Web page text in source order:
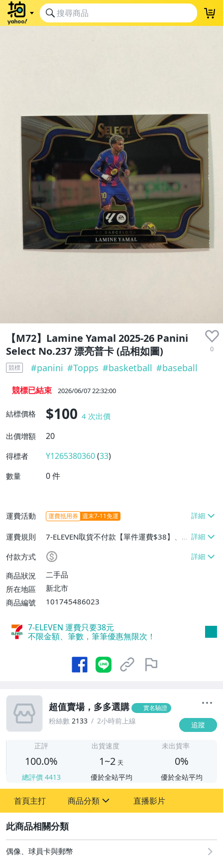
【M72】Lamine Yamal 2025-26 Panini
Select No.237 漂亮普卡 (品相如圖)
0
競標 #panini #Topps #basketball #baseball
競標已結束 2026/06/07 22:32:00
結標價格 $100 4 次出價
出價增額
20
得標者 Y1265380360(33)
數量 0件
運費活動 運費抵用券 週末7-11免運
運費規則
7-ELEVEN取貨不付款【單件運費$38】、郵
局掛號【單件運費$40、消費滿$3000免運
費】
付款方式
商品狀況
二手品
所在地區
新北市
商品編號
101745486023
7-ELEVEN 運費只要38元
不限金額、筆數，筆筆優惠無限次！
超值賣場，多多選購 實名驗證
粉絲數 2133 2小時前上線 追蹤
正評
100.0%
總評價 4413
出貨速度
1~2 天
優於全站平均
未出貨率
0%
優於全站平均
首頁主打 商品分類
成人專區
偶像、球員卡與郵幣
直播影片
偶像、球員卡與郵幣